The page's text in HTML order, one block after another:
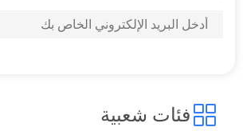
المحطة
فئات شعبية